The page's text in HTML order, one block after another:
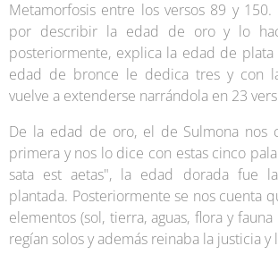
Metamorfosis entre los versos 89 y
por describir la edad de oro y lo
posteriormente, explica la edad de plata
edad de bronce le dedica tres y con
vuelve a extenderse narrándola en 23
De la edad de oro, el de Sulmona nos
primera y nos lo dice con estas cinco
sata est aetas", la edad dorada fue
plantada. Posteriormente se nos cuenta
elementos (sol, tierra, aguas, flora y
regían solos y además reinaba la justicia y